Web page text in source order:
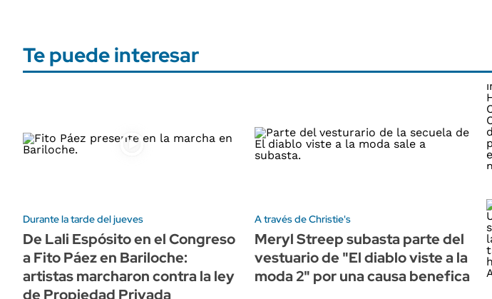
Te puede interesar
Durante la tarde del jueves
De Lali Espósito en el Congreso
a Fito Páez en Bariloche:
artistas marcharon contra la ley
de Propiedad Privada
A través de Christie's
Meryl Streep subasta parte del
vestuario de "El diablo viste a la
moda 2" por una causa benefica